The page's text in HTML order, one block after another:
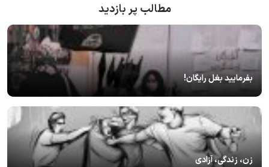
مطالب پر بازدید
بفرمایید بغل رایگان!
زن، زندگی، آزادی